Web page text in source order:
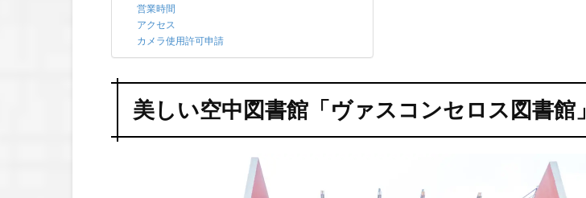
営業時間
アクセス
カメラ使用許可申請
美しい空中図書館「ヴァスコンセロス図書館」